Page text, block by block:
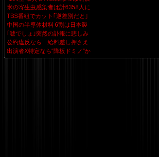
米の寄生虫感染者は計6358人に
TBS番組でカット｢逆差別だと｣
中国の半導体材料 6割は日本製
｢嘘でしょ｣突然の訃報に悲しみ
公約違反なら…給料差し押さえ
出演者X特定なら“降板ドミノ”か